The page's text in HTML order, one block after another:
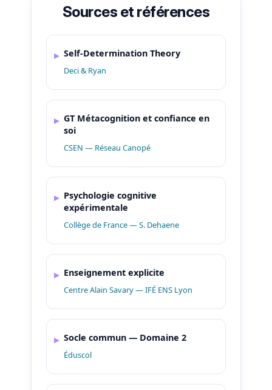
Sources et références
Self-Determination Theory
Deci & Ryan
GT Métacognition et confiance en
soi
CSEN — Réseau Canopé
Psychologie cognitive
expérimentale
Collège de France — S. Dehaene
Enseignement explicite
Centre Alain Savary — IFÉ ENS Lyon
Socle commun — Domaine 2
Éduscol